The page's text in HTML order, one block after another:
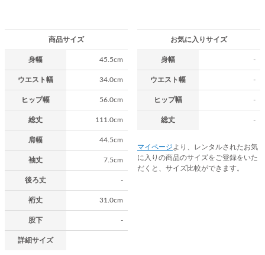
商品サイズ
身幅 45.5cm
ウエスト幅 34.0cm
ヒップ幅 56.0cm
総丈 111.0cm
肩幅 44.5cm
袖丈 7.5cm
後ろ丈 -
裄丈 31.0cm
股下 -
詳細サイズ
お気に入りサイズ
身幅 -
ウエスト幅 -
ヒップ幅 -
総丈 -
マイページ より、レンタルされたお気
に入りの商品のサイズをご登録をいた
だくと、サイズ比較ができます。